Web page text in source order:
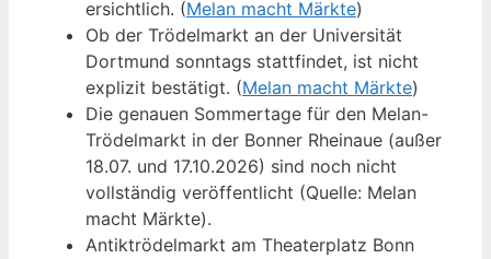
ersichtlich. (Melan macht Märkte)
Ob der Trödelmarkt an der Universität
Dortmund sonntags stattfindet, ist nicht
explizit bestätigt. (Melan macht Märkte)
Die genauen Sommertage für den Melan-
Trödelmarkt in der Bonner Rheinaue (außer
18.07. und 17.10.2026) sind noch nicht
vollständig veröffentlicht (Quelle: Melan
macht Märkte).
Antiktrödelmarkt am Theaterplatz Bonn